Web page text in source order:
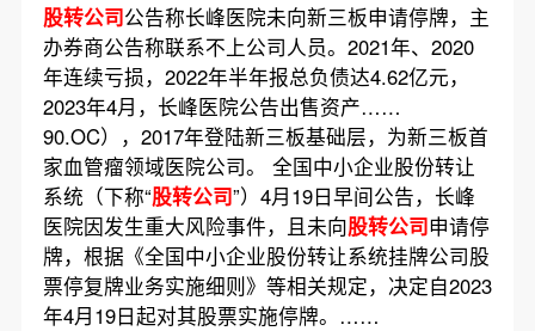
股转公司公告称长峰医院未向新三板申请停牌，主
办券商公告称联系不上公司人员。2021年、2020
年连续亏损，2022年半年报总负债达4.62亿元，
2023年4月，长峰医院公告出售资产……
90.OC），2017年登陆新三板基础层，为新三板首
家血管瘤领域医院公司。 全国中小企业股份转让
系统（下称“股转公司”）4月19日早间公告，长峰
医院因发生重大风险事件，且未向股转公司申请停
牌，根据《全国中小企业股份转让系统挂牌公司股
票停复牌业务实施细则》等相关规定，决定自2023
年4月19日起对其股票实施停牌。……